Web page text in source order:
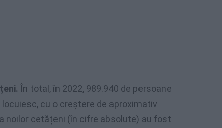
În total, în 2022, 989.940 de persoane
cu o creștere de aproximativ
noilor cetățeni (în cifre absolute) au fost